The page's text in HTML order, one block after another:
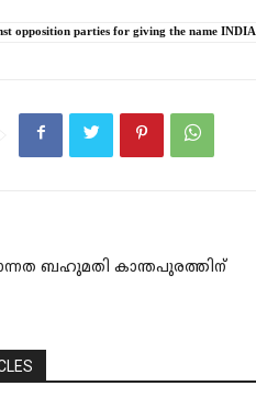
opposition parties for giving the name
ബഹുമതി കാന്തപുരത്തിന്